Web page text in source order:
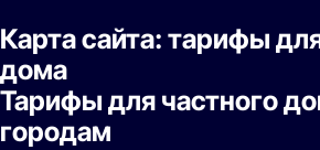
Карта сайта: тарифы
дома
Тарифы для частного
городам